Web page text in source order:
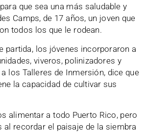
que sea una más saludable y
Camps, de 17 años, un joven que
todos los que le rodean.
partida, los jóvenes incorporaron a
viveros, polinizadores y
los Talleres de Inmersión, dice que
la capacidad de cultivar sus
alimentar a todo Puerto Rico, pero
al recordar el paisaje de la siembra